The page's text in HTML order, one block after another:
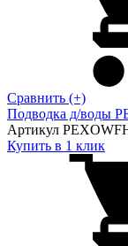
Сравнить (+)
Подводка д/воды
Артикул
Купить в 1 клик